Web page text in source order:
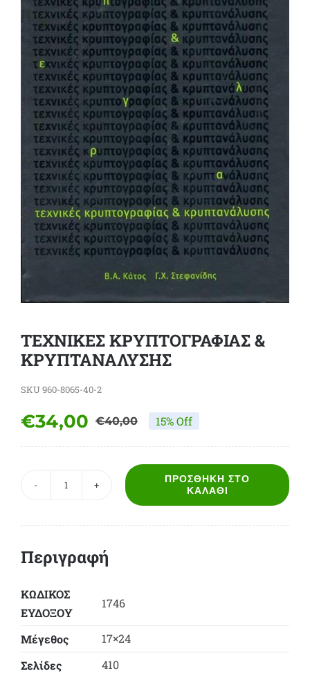
ΤΕΧΝΙΚΕΣ ΚΡΥΠΤΟΓΡΑΦΙΑΣ &
ΚΡΥΠΤΑΝΑΛΥΣΗΣ
SKU 960-8065-40-2
€40,00Original
was:
€40,00.
€34,00
Η
τιμή
15% Off
ΤΕΧΝΙΚΕΣ
ΚΡΥΠΤΟΓΡΑΦΙΑΣ
ποσότητα
ΠΡΟΣΘΉΚΗ ΣΤΟ
ΚΑΛΆΘΙ
Περιγραφή
ΚΩΔΙΚΟΣ
ΕΥΔΟΞΟY
1746
Μέγεθος
17×24
Σελίδες
410